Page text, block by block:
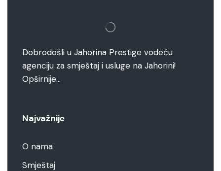
Dobrodošli u Jahorina Prestige vodeću
agenciju za smještaj i usluge na Jahorini!
Opširnije…
Najvažnije
O nama
Smještaj